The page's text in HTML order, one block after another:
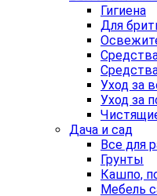
Гигиена
Для
Уход за
Уход за
Дача и сад
Все для
Грунты
Кашпо,
Мебель